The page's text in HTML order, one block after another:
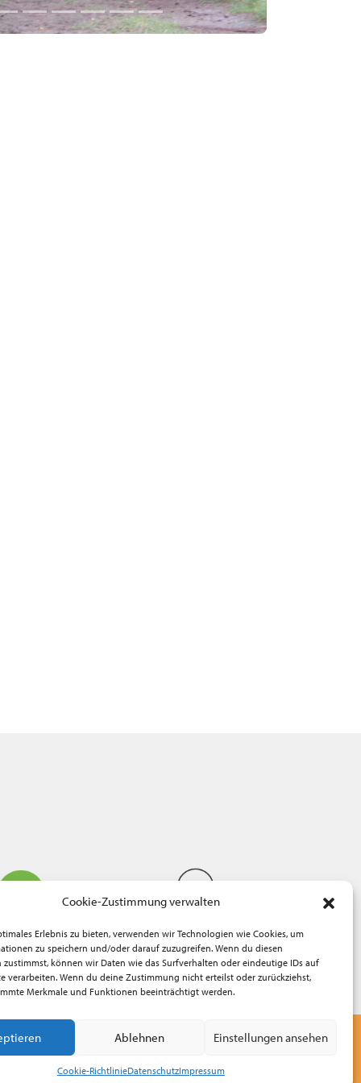
Cookie-Zustimmung verwalten
Erlebnis zu bieten, verwenden wir Technologien wie Cookies, um
zu speichern und/oder darauf zuzugreifen. Wenn du diesen
zustimmst, können wir Daten wie das Surfverhalten oder eindeutige IDs auf
verarbeiten. Wenn du deine Zustimmung nicht erteilst oder zurückziehst,
Merkmale und Funktionen beeinträchtigt werden.
Ablehnen Einstellungen ansehen
Cookie-RichtlinieDatenschutzImpressum